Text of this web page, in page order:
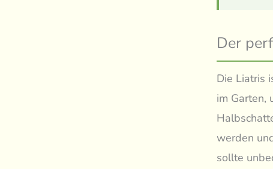
Der
Die Liatris
im Garten,
werden
sollte